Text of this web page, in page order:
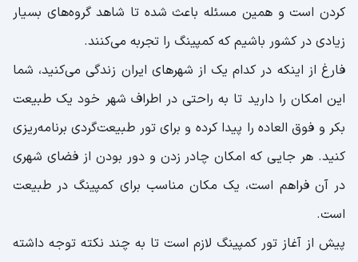
کردن است و همین مسئله باعث شده تا شاهد گروه‌های بسیار
زیادی در کشور باشیم که کمپینگ را تجربه می‌کنند.
فارغ از اینکه در کدام یک از شهرهای ایران زندگی می‌کنید، شما
این امکان را دارید تا به راحتی در اطراف شهر خود یک طبیعت
بکر و فوق العاده را پیدا کرده و برای تور طبیعت‌گردی برنامه‌ریزی
کنید. هر جایی که امکان چادر زدن و دور بودن از فضای شهری
در آن فراهم است، یک مکان مناسب برای کمپینگ در طبیعت
است.
پیش از آغاز تور کمپینگ لازم است تا به چند نکته توجه داشته